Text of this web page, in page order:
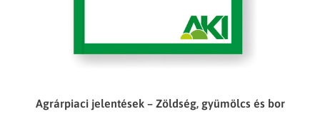
Agrárpiaci jelentések – Zöldség, gyümölcs és bor